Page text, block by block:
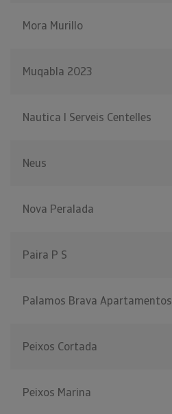
Mora Murillo
Muqabla 2023
Nautica I Serveis Centelles
Neus
Nova Peralada
Paira P S
Palamos Brava Apartamentos
Peixos Cortada
Peixos Marina